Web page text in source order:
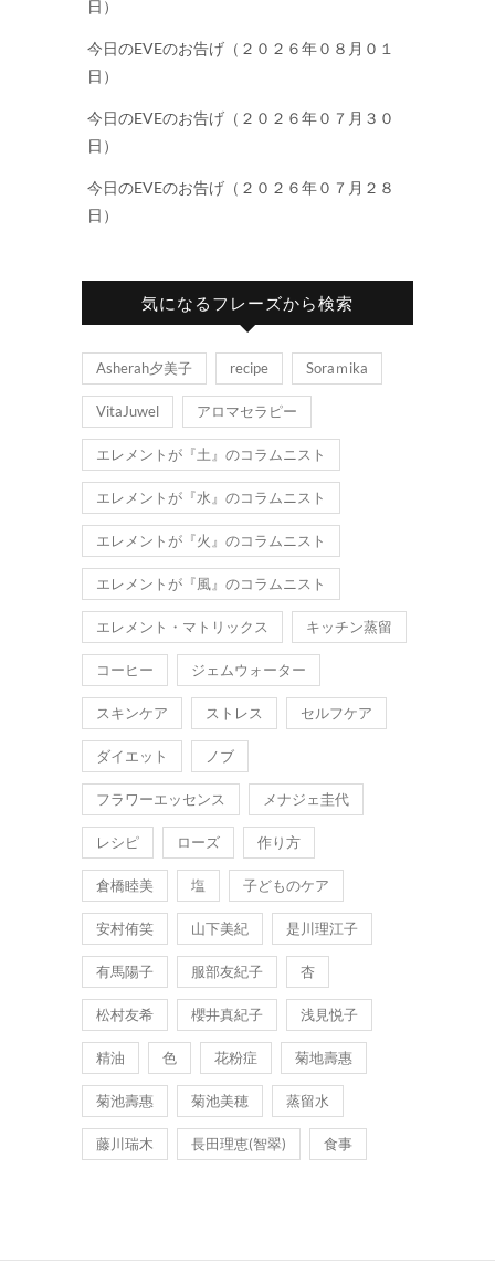
日）
今日のEVEのお告げ（２０２６年０８月０１
日）
今日のEVEのお告げ（２０２６年０７月３０
日）
今日のEVEのお告げ（２０２６年０７月２８
日）
気になるフレーズから検索
Asherah夕美子 recipe Soraｍika
VitaJuwel アロマセラピー
エレメントが『土』のコラムニスト
エレメントが『水』のコラムニスト
エレメントが『火』のコラムニスト
エレメントが『風』のコラムニスト
エレメント・マトリックス キッチン蒸留
コーヒー ジェムウォーター
スキンケア ストレス セルフケア
ダイエット ノブ
フラワーエッセンス メナジェ圭代
レシピ ローズ 作り方
倉橋睦美 塩 子どものケア
安村侑笑 山下美紀 是川理江子
有馬陽子 服部友紀子 杏
松村友希 櫻井真紀子 浅見悦子
精油 色 花粉症 菊地壽惠
菊池壽惠 菊池美穂 蒸留水
藤川瑞木 長田理恵(智翠) 食事